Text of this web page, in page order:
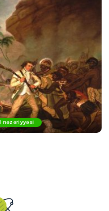
nəzəriyyəsi